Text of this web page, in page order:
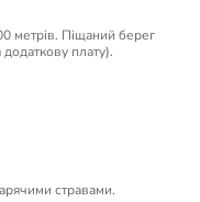
метрів. Піщаний берег
плату).
стравами.